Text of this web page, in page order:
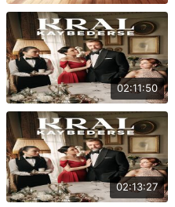
02:11:50
02:13:27